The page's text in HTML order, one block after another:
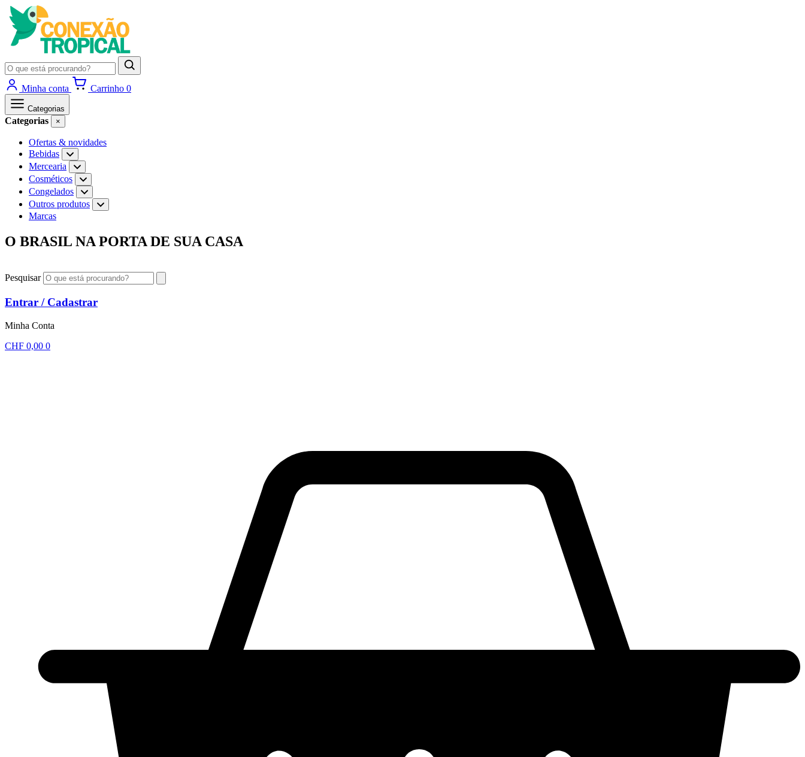
Pesquisar
produtos
Minha conta
Carrinho 0
Categorias
Categorias ×
Ofertas & novidades
Bebidas
Abrir
subcategorias
de
Bebidas
Mercearia
Abrir
subcategorias
de
Mercearia
Cosméticos
Abrir
subcategorias
de
Cosméticos
Congelados
Abrir
subcategorias
de
Outros produtos
Abrir
subcategorias
produtos
Marcas
Ir
para
O BRASIL NA PORTA DE SUA CASA
Pesquisar
Entrar / Cadastrar
Minha Conta
CHF 0,00 0